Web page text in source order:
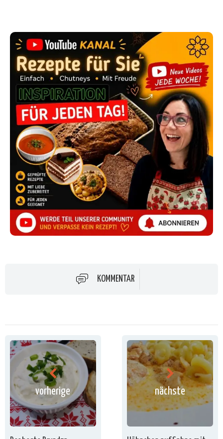
KOMMENTAR
vorherige nächste